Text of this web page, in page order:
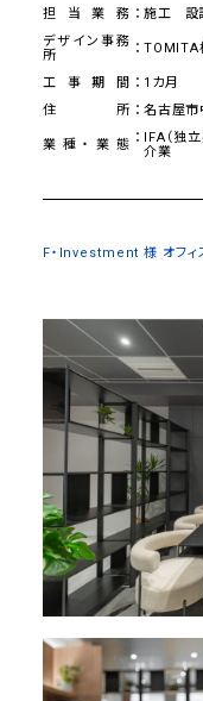
担当業務 施工
設
デザイン事務
所
TOMITA
工事期間
1カ月
住所
名古屋市
業種・業態
IFA（独
介業
F・Investment 様 オフィ